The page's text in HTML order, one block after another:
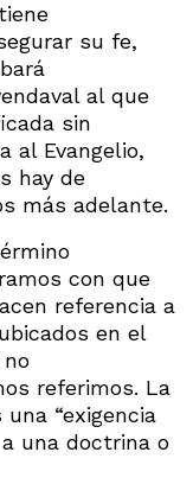
su fe,
al que
sin
al Evangelio,
hay de
más adelante.
con que
referencia a
en el
referimos. La
“exigencia
una doctrina o